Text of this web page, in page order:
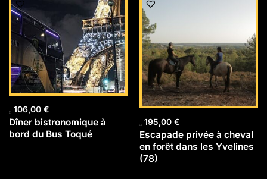
106,00 €
Dîner bistronomique à
bord du Bus Toqué
195,00 €
Escapade privée à cheval
en forêt dans les Yvelines
(78)